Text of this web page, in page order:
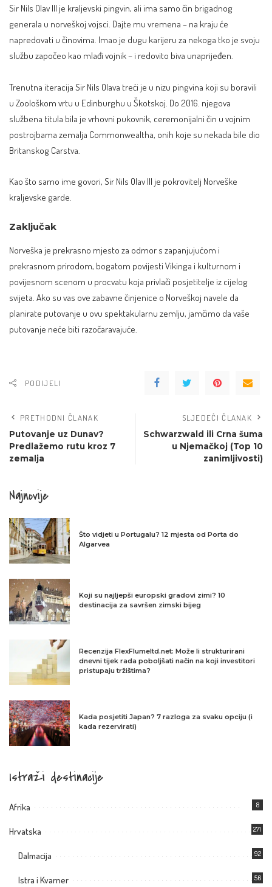
Sir Nils Olav III je kraljevski pingvin, ali ima samo čin brigadnog
generala u norveškoj vojsci. Dajte mu vremena – na kraju će
napredovati u činovima. Imao je dugu karijeru za nekoga tko je svoju
službu započeo kao mlađi vojnik – i redovito biva unaprijeđen.
Trenutna iteracija Sir Nils Olava treći je u nizu pingvina koji su boravili
u Zoološkom vrtu u Edinburghu u Škotskoj. Do 2016. njegova
službena titula bila je vrhovni pukovnik, ceremonijalni čin u vojnim
postrojbama zemalja Commonwealtha, onih koje su nekada bile dio
Britanskog Carstva.
Kao što samo ime govori, Sir Nils Olav III je pokrovitelj Norveške
kraljevske garde.
Zaključak
Norveška je prekrasno mjesto za odmor s zapanjujućom i
prekrasnom prirodom, bogatom povijesti Vikinga i kulturnom i
povijesnom scenom u procvatu koja privlači posjetitelje iz cijelog
svijeta. Ako su vas ove zabavne činjenice o Norveškoj navele da
planirate putovanje u ovu spektakularnu zemlju, jamčimo da vaše
putovanje neće biti razočaravajuće.
PODIJELI
PRETHODNI ČLANAK
Putovanje uz Dunav?
Predlažemo rutu kroz 7
zemalja
SLJEDEĆI ČLANAK
Schwarzwald ili Crna šuma
u Njemačkoj (Top 10
zanimljivosti)
Najnovije
Što vidjeti u Portugalu? 12 mjesta od Porta do
Algarvea
Koji su najljepši europski gradovi zimi? 10
destinacija za savršen zimski bijeg
Recenzija FlexFlumeltd.net: Može li strukturirani
dnevni tijek rada poboljšati način na koji investitori
pristupaju tržištima?
Kada posjetiti Japan? 7 razloga za svaku opciju (i
kada rezervirati)
Istraži destinacije
Afrika 8
Hrvatska 271
Dalmacija 92
Istra i Kvarner 56